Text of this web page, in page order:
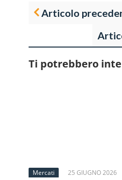
Articolo
Ti potrebbero
Mercati 25 GIUGNO 2026